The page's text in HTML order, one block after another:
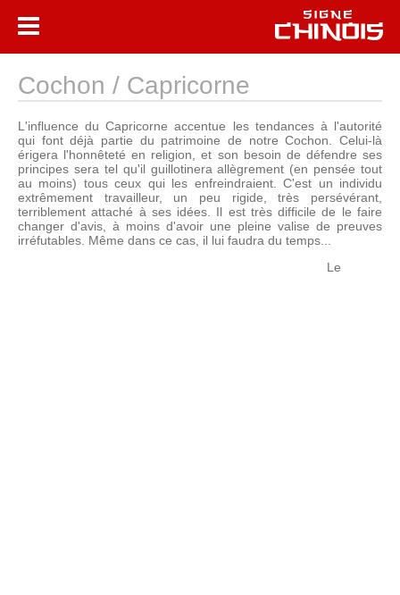
Cochon / Capricorne
L'influence du Capricorne accentue les tendances à l'autorité
qui font déjà partie du patrimoine de notre Cochon. Celui-là
érigera l'honnêteté en religion, et son besoin de défendre ses
principes sera tel qu'il guillotinera allègrement (en pensée tout
au moins) tous ceux qui les enfreindraient. C'est un individu
extrêmement travailleur, un peu rigide, très persévérant,
terriblement attaché à ses idées. Il est très difficile de le faire
changer d'avis, à moins d'avoir une pleine valise de preuves
irréfutables. Même dans ce cas, il lui faudra du temps...
Le